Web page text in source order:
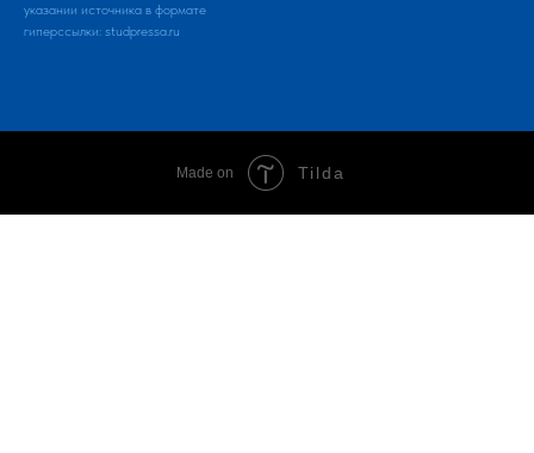
указании источника в формате
гиперссылки: studpressa.ru
Made on Tilda